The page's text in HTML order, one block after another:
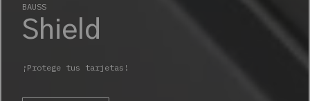
BAUSS
Shield
¡Protege tus tarjetas!